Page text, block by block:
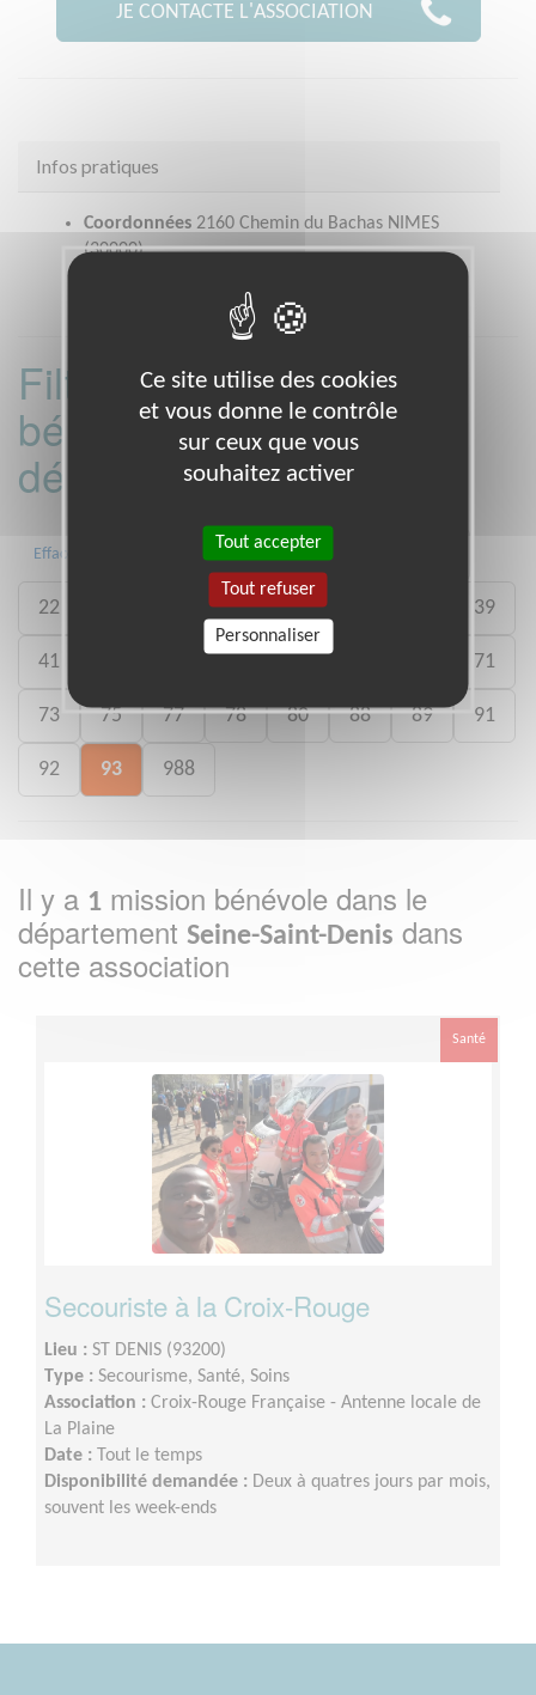
JE CONTACTE L'ASSOCIATION
Infos pratiques
Coordonnées 2160 Chemin du Bachas NIMES
(30000)
Filtrer les missions
bénévoles par
département :
Effacer 13 15
22 29 33 39
41 71
73 75 77 78 80 88 89 91
92 93 988
Il y a 1 mission bénévole dans le
département Seine-Saint-Denis dans
cette association
Santé
Secouriste à la Croix-Rouge
Lieu : ST DENIS (93200)
Type : Secourisme, Santé, Soins
Association : Croix-Rouge Française - Antenne locale de
La Plaine
Date : Tout le temps
Disponibilité demandée : Deux à quatres jours par mois,
souvent les week-ends
Ce site utilise des cookies
et vous donne le contrôle
sur ceux que vous
souhaitez activer
Tout accepter
Tout refuser
Personnaliser